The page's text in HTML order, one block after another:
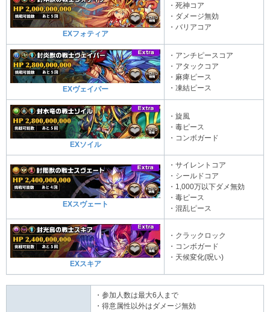
EXフォティア
・死神コア
・ダメージ無効
・バリアコア
EXヴェイパー
・アンチピースコア
・アタックコア
・麻痺ピース
・凍結ピース
EXソイル
・旋風
・毒ピース
・コンボガード
EXスヴェート
・サイレントコア
・シールドコア
・1,000万以下ダメ無効
・毒ピース
・混乱ピース
EXスキア
・クラックロック
・コンボガード
・天候変化(呪い)
・参加人数は最大6人まで
・得意属性以外はダメージ無効